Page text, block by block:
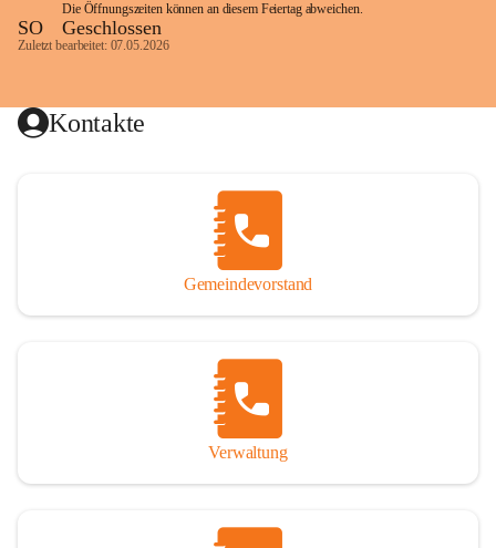
Die Öffnungszeiten können an diesem Feiertag abweichen.
SO Geschlossen
Zuletzt bearbeitet: 07.05.2026
Kontakte
Gemeindevorstand
Verwaltung